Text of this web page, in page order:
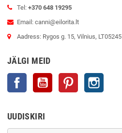
Tel: +370 648 19295
Email: canni@eilorita.lt
Aadress: Rygos g. 15, Vilnius, LT05245
JÄLGI MEID
Facebook YouTube Pinterest
UUDISKIRI